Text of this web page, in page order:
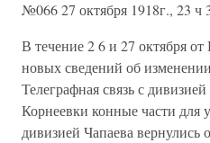
№066 27 октября 1918г., 23 ч
В течение 2 6 и 27 октября
новых сведений об
Телеграфная связь с
Корнеевки конные части для
дивизией Чапаева вернулись